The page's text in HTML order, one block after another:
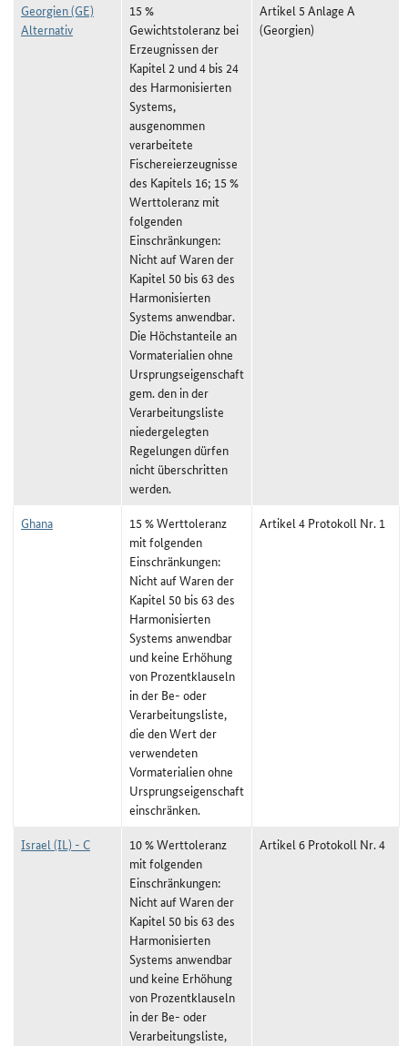
Georgien (GE)
Alternativ
15 %
Gewichtstoleranz bei
Erzeugnissen der
Kapitel 2 und 4 bis 24
des Harmonisierten
Systems,
ausgenommen
verarbeitete
Fischereierzeugnisse
des Kapitels 16; 15 %
Werttoleranz mit
folgenden
Einschränkungen:
Nicht auf Waren der
Kapitel 50 bis 63 des
Harmonisierten
Systems anwendbar.
Die Höchstanteile an
Vormaterialien ohne
Ursprungseigenschaft
gem. den in der
Verarbeitungsliste
niedergelegten
Regelungen dürfen
nicht überschritten
werden.
Artikel 5 Anlage A
(Georgien)
Ghana
15 % Werttoleranz
mit folgenden
Einschränkungen:
Nicht auf Waren der
Kapitel 50 bis 63 des
Harmonisierten
Systems anwendbar
und keine Erhöhung
von Prozentklauseln
in der Be- oder
Verarbeitungsliste,
die den Wert der
verwendeten
Vormaterialien ohne
Ursprungseigenschaft
einschränken.
Artikel 4 Protokoll Nr. 1
Israel (IL) - C
10 % Werttoleranz
mit folgenden
Einschränkungen:
Nicht auf Waren der
Kapitel 50 bis 63 des
Harmonisierten
Systems anwendbar
und keine Erhöhung
von Prozentklauseln
in der Be- oder
Verarbeitungsliste,
Artikel 6 Protokoll Nr. 4